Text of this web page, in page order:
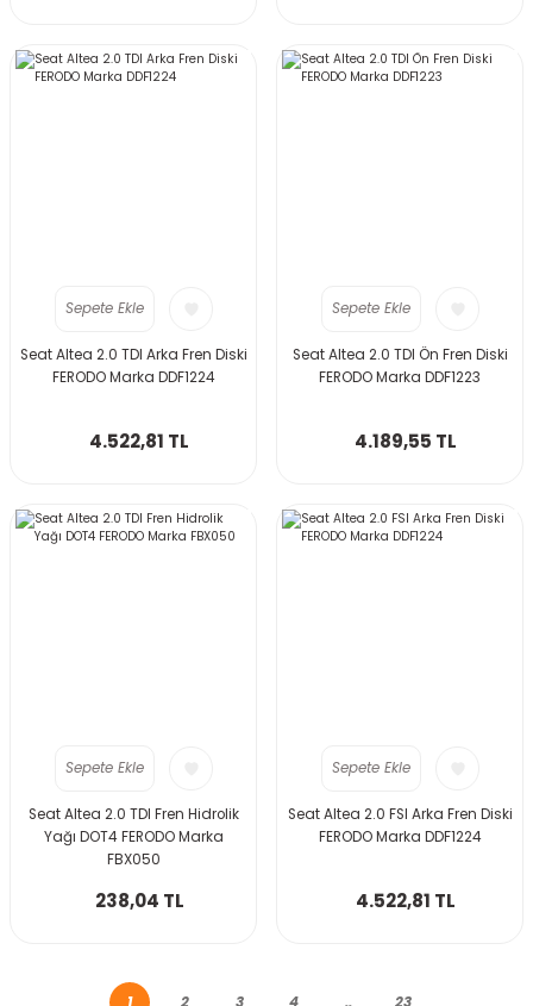
Sepete Ekle
Seat Altea 2.0 TDI Arka Fren Diski
FERODO Marka DDF1224
4.522,81 TL
Sepete Ekle
Seat Altea 2.0 TDI Ön Fren Diski
FERODO Marka DDF1223
4.189,55 TL
Sepete Ekle
Seat Altea 2.0 TDI Fren Hidrolik
Yağı DOT4 FERODO Marka
FBX050
238,04 TL
Sepete Ekle
Seat Altea 2.0 FSI Arka Fren Diski
FERODO Marka DDF1224
4.522,81 TL
1 2 3 4 .. 23